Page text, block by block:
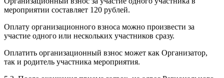
Организационный взнос за участие одного участника в
мероприятии составляет 120 рублей.
Оплату организационного взноса можно произвести за
участие одного или нескольких участников сразу.
Оплатить организационный взнос может как Организатор,
так и родитель участника мероприятия.